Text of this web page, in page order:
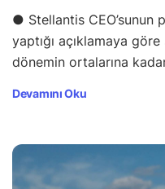
● Stellantis CEO’sunun
yaptığı açıklamaya
dönemin ortalarına
Devamını Oku